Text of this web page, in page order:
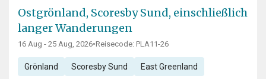
Ostgrönland, Scoresby Sund, einschließlich
langer Wanderungen
16 Aug - 25 Aug, 2026•Reisecode: PLA11-26
Grönland Scoresby Sund East Greenland